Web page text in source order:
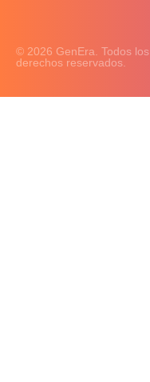
© 2026 GenEra. Todos los
derechos reservados.